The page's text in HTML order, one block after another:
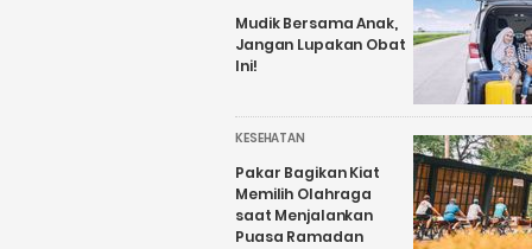
Mudik Bersama Anak,
Jangan Lupakan Obat
Ini!
KESEHATAN
Pakar Bagikan Kiat
Memilih Olahraga
saat Menjalankan
Puasa Ramadan